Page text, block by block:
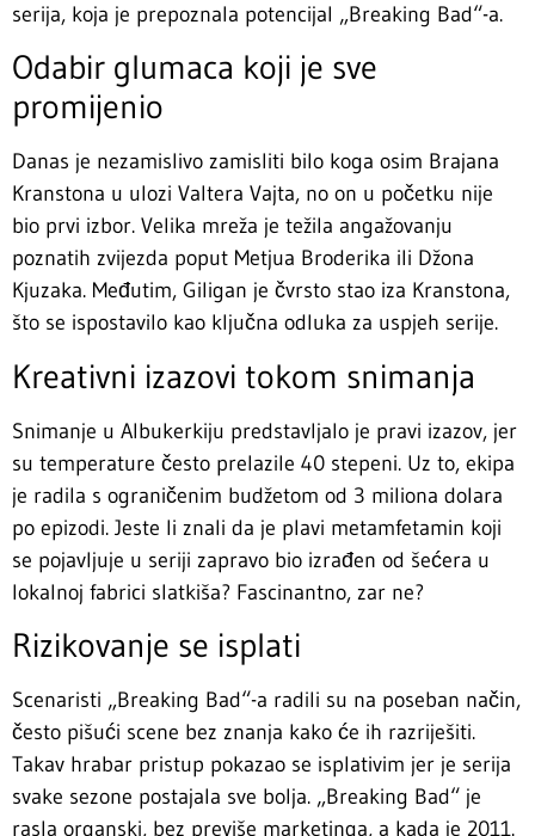
serija, koja je prepoznala potencijal „Breaking Bad“-a.
Odabir glumaca koji je sve
promijenio
Danas je nezamislivo zamisliti bilo koga osim Brajana
Kranstona u ulozi Valtera Vajta, no on u početku nije
bio prvi izbor. Velika mreža je težila angažovanju
poznatih zvijezda poput Metjua Broderika ili Džona
Kjuzaka. Međutim, Giligan je čvrsto stao iza Kranstona,
što se ispostavilo kao ključna odluka za uspjeh serije.
Kreativni izazovi tokom snimanja
Snimanje u Albukerkiju predstavljalo je pravi izazov, jer
su temperature često prelazile 40 stepeni. Uz to, ekipa
je radila s ograničenim budžetom od 3 miliona dolara
po epizodi. Jeste li znali da je plavi metamfetamin koji
se pojavljuje u seriji zapravo bio izrađen od šećera u
lokalnoj fabrici slatkiša? Fascinantno, zar ne?
Rizikovanje se isplati
Scenaristi „Breaking Bad“-a radili su na poseban način,
često pišući scene bez znanja kako će ih razriješiti.
Takav hrabar pristup pokazao se isplativim jer je serija
svake sezone postajala sve bolja. „Breaking Bad“ je
rasla organski, bez previše marketinga, a kada je 2011.